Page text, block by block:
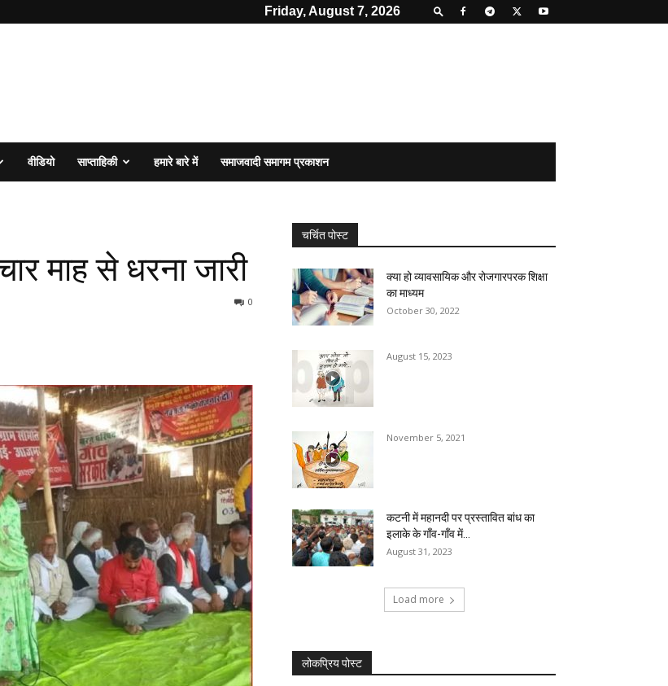
Friday, August 7, 2026
वीडियो साप्ताहिकी हमारे बारे में समाजवादी समागम प्रकाशन
माह से धरना जारी
0
चर्चित पोस्ट
क्या हो व्यावसायिक और रोजगारपरक शिक्षा
का माध्यम
October 30, 2022
August 15, 2023
November 5, 2021
कटनी में महानदी पर प्रस्तावित बांध का
इलाके के गाँव-गॉंव में...
August 31, 2023
Load more
लोकप्रिय पोस्ट